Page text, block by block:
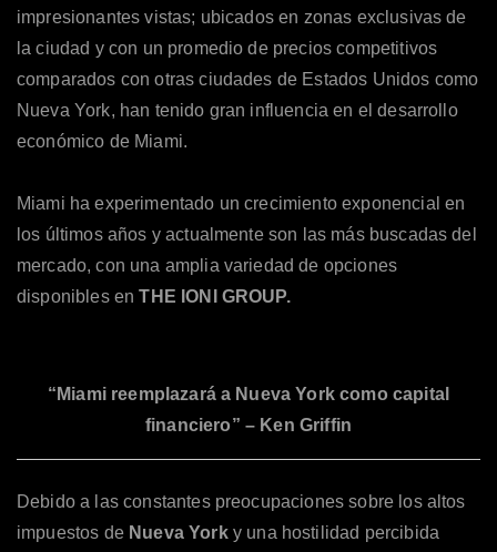
impresionantes vistas; ubicados en zonas exclusivas de
la ciudad y con un promedio de precios competitivos
comparados con otras ciudades de Estados Unidos como
Nueva York, han tenido gran influencia en el desarrollo
económico de Miami.
Miami ha experimentado un crecimiento exponencial en
los últimos años y actualmente son las más buscadas del
mercado, con una amplia variedad de opciones
disponibles enTHE IONI GROUP.
“Miami reemplazará a Nueva York como capital
financiero” – Ken Griffin
Debido a las constantes preocupaciones sobre los altos
impuestos de Nueva Yorky una hostilidad percibida